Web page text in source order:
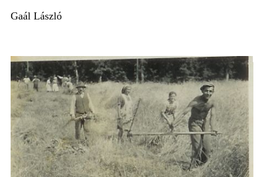
Gaál László